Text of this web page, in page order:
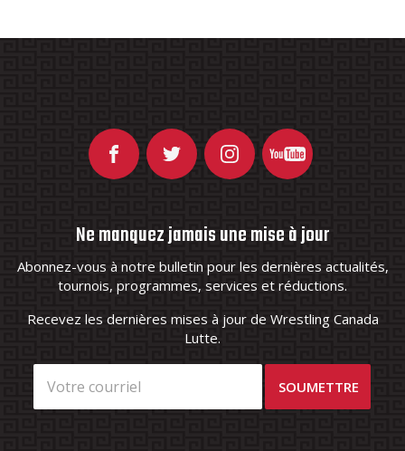
Ne manquez jamais une mise à jour
Abonnez-vous à notre bulletin pour les dernières actualités,
tournois, programmes, services et réductions.
Recevez les dernières mises à jour de Wrestling Canada
Lutte.